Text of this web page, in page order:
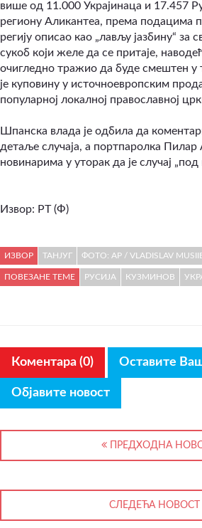
више од 11.000 Украјинаца и 17.457
региону Аликантеа, према подацима
регију описао као „лављу јазбину“ за
сукоб који желе да се притаје,
очигледно тражио да буде смештен у
је куповину у источноевропским
популарној локалној православној
Шпанска влада је одбила да
детаље случаја, а портпаролка Пилар
новинарима у уторак да је случај „под
Извор: РТ (Ф)
ИЗВОР ТАНЈУГ ФОТО: AP / VLADISLAV
ПОВЕЗАНЕ ТЕМЕ РУСИЈА КУЗМИНОВ
Коментара (0) Оставите
Објавите новост
ПРЕДХОДНА
СЛЕДЕЋА НОВОСТ